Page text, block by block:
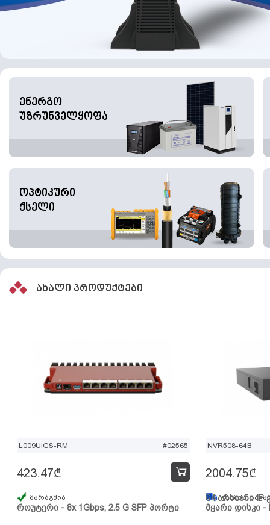
ენერგო
უზრუნველყოფა
ოპტიკური
ქსელი
ახალი პროდუქტები
L009UiGS-RM #02565
როუტერი - 8x 1Gbps, 2.5 G SFP პორტი
423.47₾
მარაგშია
NVR508-64B
64 არხიანი IP
მყარი დისკი -
2004.75₾
გზაშია,